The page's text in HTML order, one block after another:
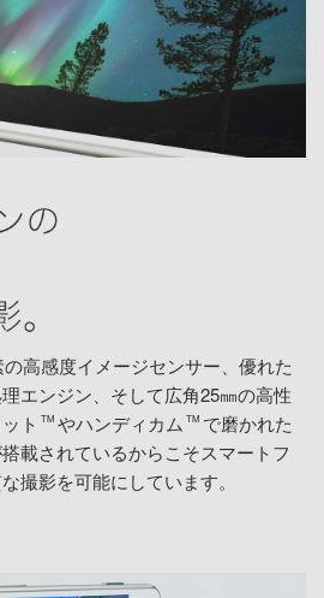
高感度イメージセンサー、優れた
エンジン、そして広角25㎜の高性
ト TM やハンディカム TM で磨かれた
載されているからこそスマートフ
撮影を可能にしています。